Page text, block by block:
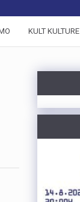
KULT KULTURE